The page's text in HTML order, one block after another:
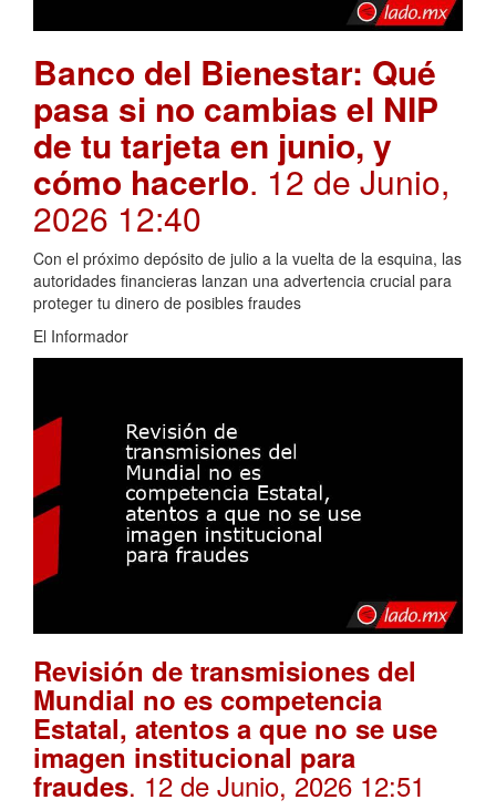
Banco del Bienestar: Qué
pasa si no cambias el NIP
de tu tarjeta en junio, y
cómo hacerlo. 12 de Junio,
2026 12:40
Con el próximo depósito de julio a la vuelta de la esquina, las
autoridades financieras lanzan una advertencia crucial para
proteger tu dinero de posibles fraudes
El Informador
Revisión de transmisiones del
Mundial no es competencia
Estatal, atentos a que no se use
imagen institucional para
fraudes. 12 de Junio, 2026 12:51